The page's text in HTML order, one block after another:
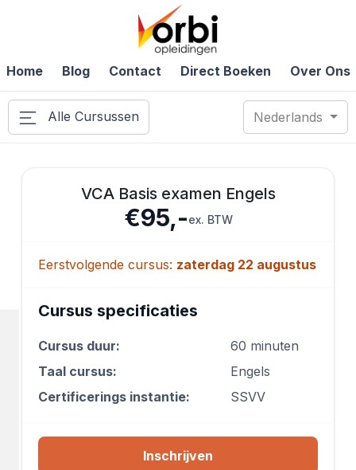
Home Blog Contact Direct Boeken Over Ons
Alle Cursussen Nederlands
VCA Basis examen Engels
€95,-ex. BTW
Eerstvolgende cursus: zaterdag 22 augustus
Cursus specificaties
Cursus duur:
60 minuten
Taal cursus:
Engels
Certificerings instantie:
SSVV
Inschrijven